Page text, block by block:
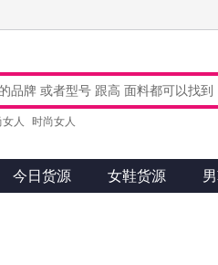
女人 时尚女人
今日货源 女鞋货源